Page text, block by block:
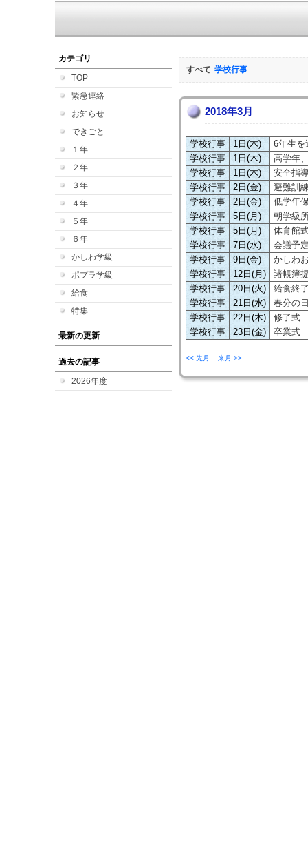
カテゴリ
TOP
緊急連絡
お知らせ
できごと
１年
２年
３年
４年
５年
６年
かしわ学級
ポプラ学級
給食
特集
最新の更新
過去の記事
2026年度
すべて 学校行事
2018年3月
学校行事 1日(木)
6年生を
学校行事
1日(木)
高学年
学校行事
1日(木)
安全指
学校行事
2日(金)
避難訓
学校行事
2日(金)
低学年
学校行事
5日(月)
朝学級
学校行事
5日(月)
体育館
学校行事
7日(水)
会議予
学校行事
9日(金)
かしわ
学校行事
12日(月)
諸帳簿
学校行事
20日(火)
給食終
学校行事
21日(水)
春分の
学校行事
22日(木)
修了式
学校行事
23日(金) 卒業式
<< 先月 来月 >>